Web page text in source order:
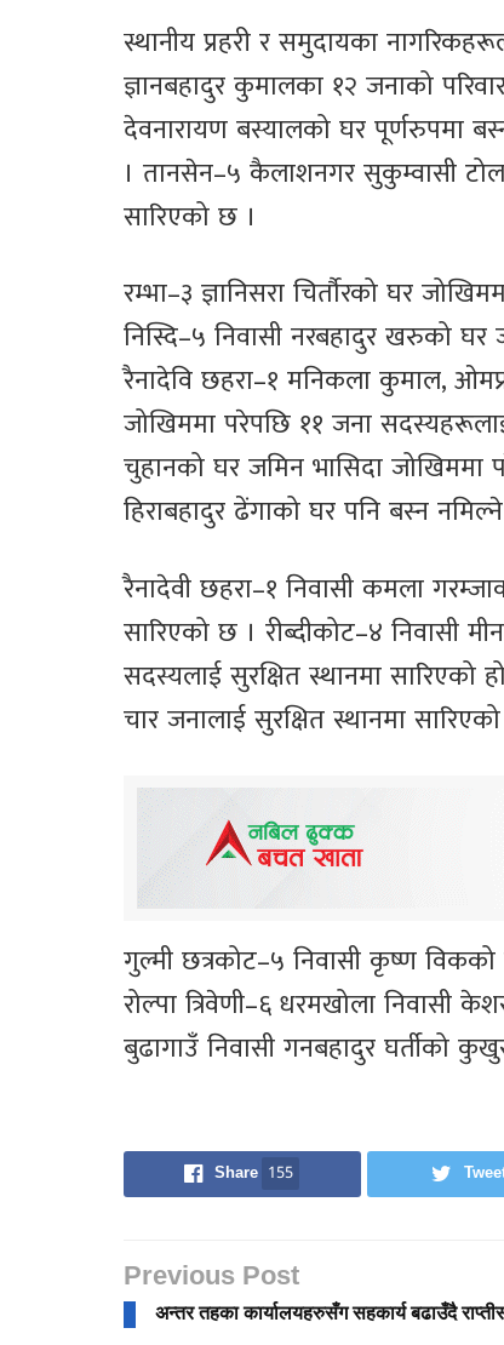
स्थानीय प्रहरी र समुदायका
ज्ञानबहादुर कुमालका १२ जनाको
देवनारायण बस्यालको घर पूर्णरुपमा
। तानसेन–५ कैलाशनगर सुकुम्वासी
सारिएको छ ।
रम्भा–३ ज्ञानिसरा चिर्तौरको घर
निस्दि–५ निवासी नरबहादुर खरुको
रैनादेवि छहरा–१ मनिकला कुमाल,
जोखिममा परेपछि ११ जना
चुहानको घर जमिन भासिदा जोखिममा
हिराबहादुर ढेंगाको घर पनि बस्न
रैनादेवी छहरा–१ निवासी कमला
सारिएको छ । रीब्दीकोट–४ निवासी
सदस्यलाई सुरक्षित स्थानमा सारिएको
चार जनालाई सुरक्षित स्थानमा
गुल्मी छत्रकोट–५ निवासी कृष्ण
रोल्पा त्रिवेणी–६ धरमखोला निवासी
बुढागाउँ निवासी गनबहादुर घर्तीको
Share 155
Previous Post
अन्तर तहका कार्यालयहरुसँग सहकार्य बढाउँदै